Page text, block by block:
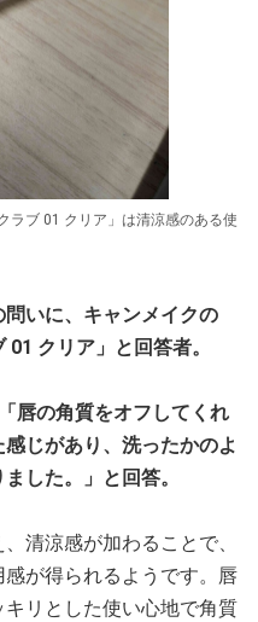
ラブ 01 クリア」は清涼感のある使
いに、キャンメイクの
01 クリア」と回答者。
唇の角質をオフしてくれ
じがあり、洗ったかのよ
した。」と回答。
清涼感が加わることで、
が得られるようです。唇
リとした使い心地で角質